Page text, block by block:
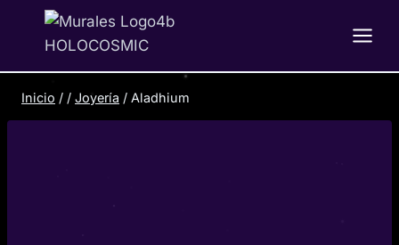
Inicio / / Joyería / Aladhium